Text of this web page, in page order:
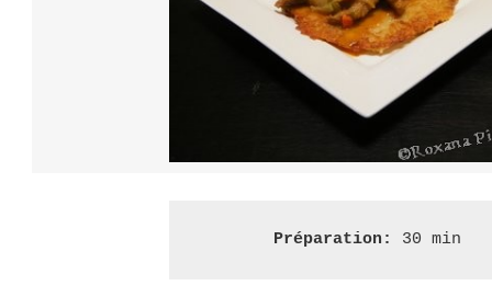
Préparation: 30 min